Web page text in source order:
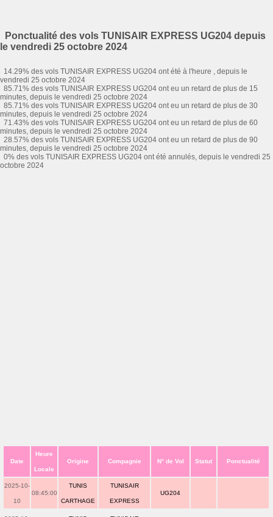
Ponctualité des vols TUNISAIR EXPRESS UG204 depuis
le vendredi 25 octobre 2024
14.29% des vols TUNISAIR EXPRESS UG204 ont été à l'heure , depuis le
vendredi 25 octobre 2024
85.71% des vols TUNISAIR EXPRESS UG204 ont eu un retard de plus de 15
minutes, depuis le vendredi 25 octobre 2024
85.71% des vols TUNISAIR EXPRESS UG204 ont eu un retard de plus de 30
minutes, depuis le vendredi 25 octobre 2024
71.43% des vols TUNISAIR EXPRESS UG204 ont eu un retard de plus de 60
minutes, depuis le vendredi 25 octobre 2024
28.57% des vols TUNISAIR EXPRESS UG204 ont eu un retard de plus de 90
minutes, depuis le vendredi 25 octobre 2024
0% des vols TUNISAIR EXPRESS UG204 ont été annulés, depuis le vendredi 25
octobre 2024
Date
Heure
Locale
Origine Compagnie N° de Vol Statut Ponctualité
2025-10-
10
08:45:00
TUNIS
CARTHAGE
TUNISAIR
EXPRESS
UG204